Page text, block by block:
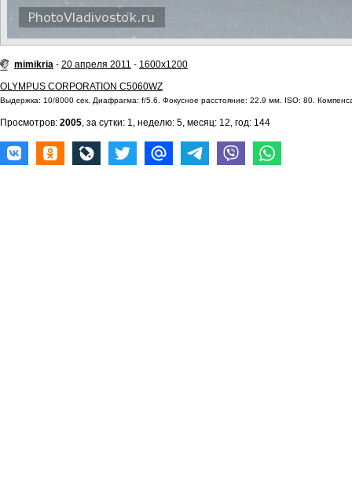
mimikria - 20 апреля 2011 - 1600x1200
OLYMPUS CORPORATION C5060WZ
Выдержка: 10/8000 сек. Диафрагма: f/5.6. Фокусное расстояние: 22.9 мм. ISO: 80.
Просмотров: 2005, за сутки: 1, неделю: 5, месяц: 12, год: 144